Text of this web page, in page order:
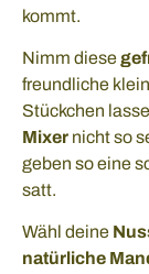
kommt.
Nimm diese
freundliche
Stückchen
Mixer nicht so
geben so eine
satt.
Wähl deine
natürliche